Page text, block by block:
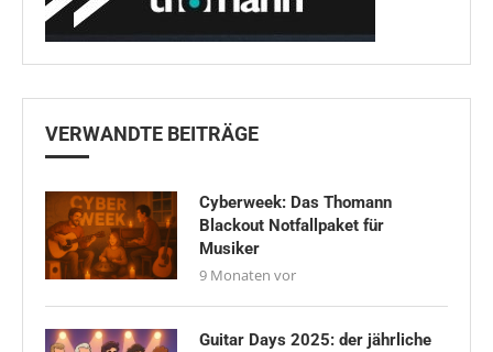
VERWANDTE BEITRÄGE
Cyberweek: Das Thomann
Blackout Notfallpaket für
Musiker
9 Monaten vor
Guitar Days 2025: der jährliche